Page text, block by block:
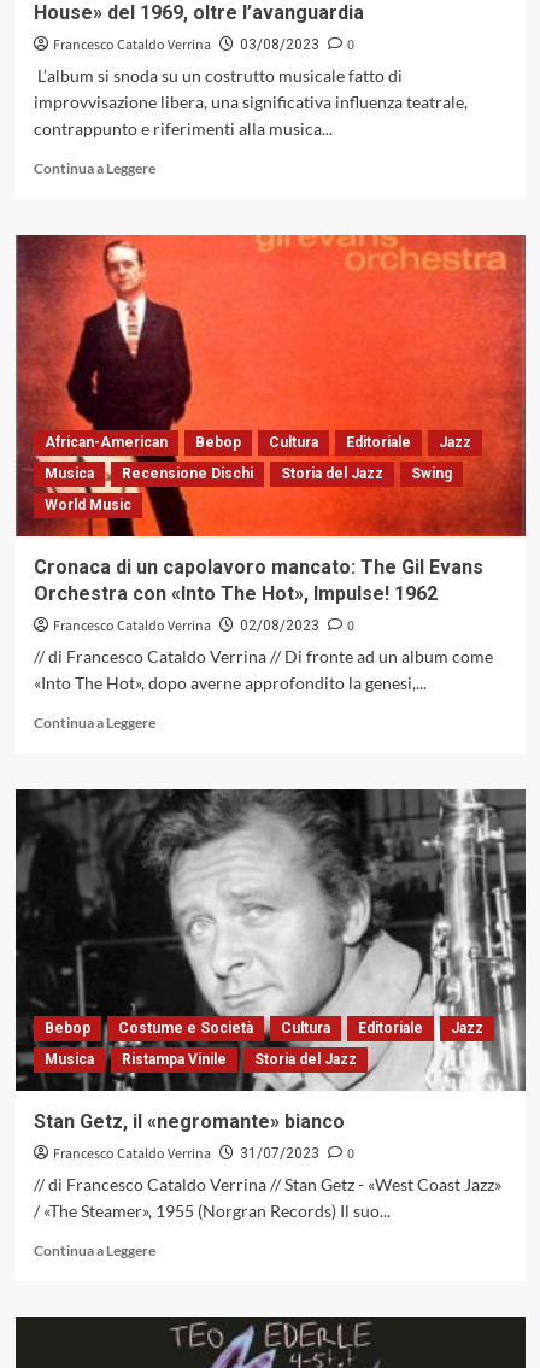
1958
(Argo
Legacy)
House» del 1969, oltre l’avanguardia
Francesco Cataldo Verrina 03/08/2023
0
L’album si snoda su un costrutto musicale fatto di
improvvisazione libera, una significativa influenza teatrale,
contrappunto e riferimenti alla musica...
Continua a LeggereLeggi
su
Of
Chicago
Jackson
In
Your
House»
del
1969,
oltre
African-American Bebop Cultura Editoriale
Jazz
Musica
Recensione Dischi Storia del Jazz
Swing
World Music
Cronaca di un capolavoro mancato: The Gil Evans
Orchestra con «Into The Hot», Impulse! 1962
Francesco Cataldo Verrina 02/08/2023
0
// di Francesco Cataldo Verrina // Di fronte ad un album come
«Into The Hot», dopo averne approfondito la genesi,...
Continua a LeggereLeggi
su
Cronaca
di
un
capolavoro
mancato:
The
Gil
Evans
Orchestra
con
«Into
The
Hot»,
1962
Bebop Costume e Società Cultura Editoriale
Jazz
Musica
Ristampa Vinile Storia del Jazz
Stan Getz, il «negromante» bianco
Francesco Cataldo Verrina 31/07/2023
0
// di Francesco Cataldo Verrina // Stan Getz - «West Coast Jazz»
/ «The Steamer», 1955 (Norgran Records) Il suo...
Continua a LeggereLeggi
su
Stan